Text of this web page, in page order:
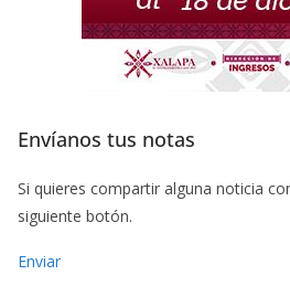
Envíanos tus notas
Si quieres compartir alguna noticia
siguiente botón.
Enviar